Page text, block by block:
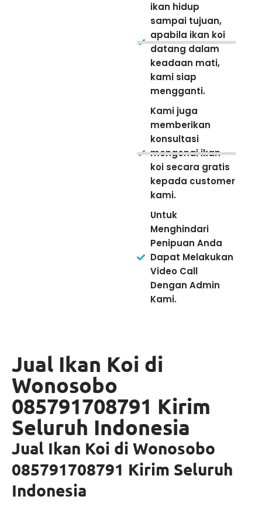
ikan hidup
sampai tujuan,
apabila ikan koi
datang dalam
keadaan mati,
kami siap
mengganti.
Kami juga
memberikan
konsultasi
mengenai ikan
koi secara gratis
kepada customer
kami.
Untuk
Menghindari
Penipuan Anda
Dapat Melakukan
Video Call
Dengan Admin
Kami.
Jual Ikan Koi di
Wonosobo
085791708791 Kirim
Seluruh Indonesia
Jual Ikan Koi di Wonosobo
085791708791 Kirim Seluruh
Indonesia